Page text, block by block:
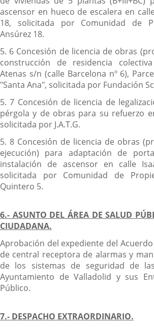
ascensor en hueco de escalera en
18, solicitada por Comunidad de
Ansúrez 18.
5. 6 Concesión de licencia de obras
construcción de residencia
Atenas s/n (calle Barcelona nº 6),
"Santa Ana", solicitada por Fundación
5. 7 Concesión de licencia de
pérgola y de obras para su refuerzo
solicitada por J.A.T.G.
5. 8 Concesión de licencia de obras
ejecución) para adaptación de
instalación de ascensor en calle
solicitada por Comunidad de
Quintero 5.
6.- ASUNTO DEL ÁREA DE SALUD
CIUDADANA.
Aprobación del expediente del
de central receptora de alarmas y
de los sistemas de seguridad de
Ayuntamiento de Valladolid y sus
Público.
7.- DESPACHO EXTRAORDINARIO.